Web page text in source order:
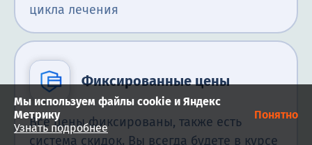
цикла лечения
Фиксированные цены
Все цены фиксированы, также есть
система скидок. Вы всегда будете в курсе
Мы используем файлы cookie и Яндекс
Метрику
Узнать подробнее
Понятно